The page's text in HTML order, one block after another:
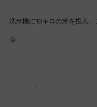
洗米機に10キロの米を投入
る